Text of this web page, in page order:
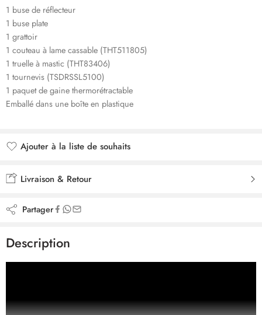
1 buse de réflecteur
1 buse plate
1 grattoir
1 couteau à lame cassable (THT511805)
1 truelle à mastic (THT83406)
1 tournevis (TSDRSSL5100)
1 paquet de gaine thermorétractable
Emballé dans une boîte en plastique
Ajouter à la liste de souhaits
Livraison & Retour
Partager
Description